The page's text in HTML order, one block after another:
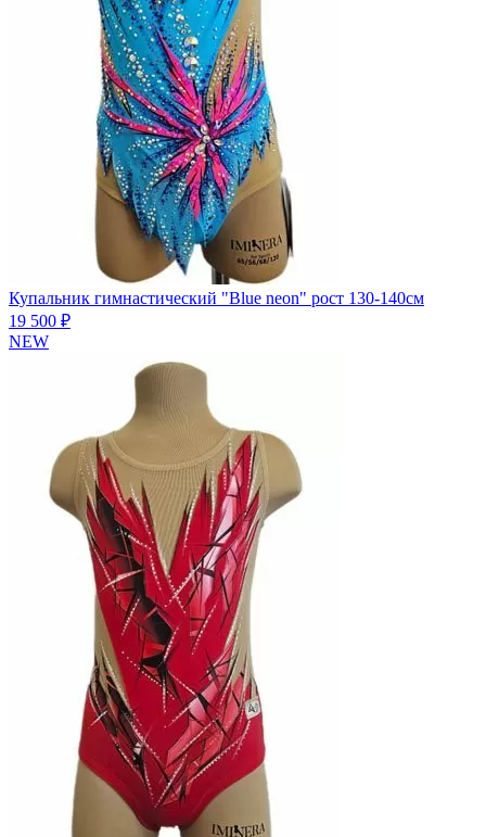
Купальник гимнастический "Blue neon" рост 130-140см
19 500 ₽
NEW